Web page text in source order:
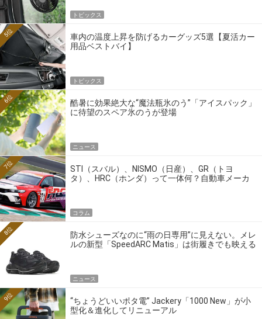
トピックス
車内の温度上昇を防げるカーグッズ5選【夏活カー
用品ベストバイ】
5位
トピックス
酷暑に効果絶大な“魔法瓶氷のう”「アイスパック」
に待望のスペア氷のうが登場
6位
ニュース
STI（スバル）、NISMO（日産）、GR（トヨ
タ）、HRC（ホンダ）って一体何？自動車メーカ
7位
コラム
防水シューズなのに“雨の日専用”に見えない。メレ
ルの新型「SpeedARC Matis」は街履きでも映える
8位
ニュース
“ちょうどいいポタ電” Jackery「1000 New」が小
型化＆進化してリニューアル
9位